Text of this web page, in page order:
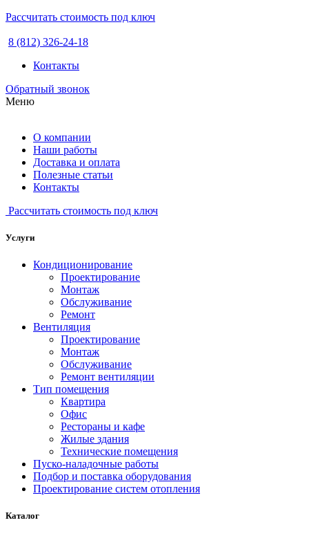
Рассчитать стоимость под ключ
8 (812) 326-24-18
Контакты
Обратный звонок
Меню
О компании
Наши работы
Доставка и оплата
Полезные статьи
Контакты
Рассчитать стоимость под ключ
Услуги
Кондиционирование
Проектирование
Монтаж
Обслуживание
Ремонт
Вентиляция
Проектирование
Монтаж
Обслуживание
Ремонт вентиляции
Тип помещения
Квартира
Офис
Рестораны и кафе
Жилые здания
Технические помещения
Пуско-наладочные работы
Подбор и поставка оборудования
Проектирование систем отопления
Каталог